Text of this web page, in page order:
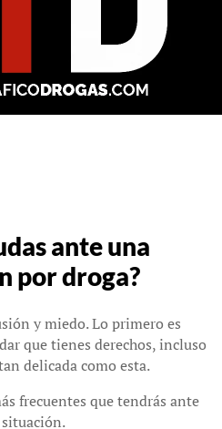
ante una
por droga?
y miedo. Lo primero es
que tienes derechos, incluso
delicada como esta.
frecuentes que tendrás ante